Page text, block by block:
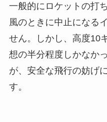
一般的にロケットの打
風のときに中止になる
せん。しかし、高度10
想の半分程度しかなか
が、安全な飛行の妨げ
す。